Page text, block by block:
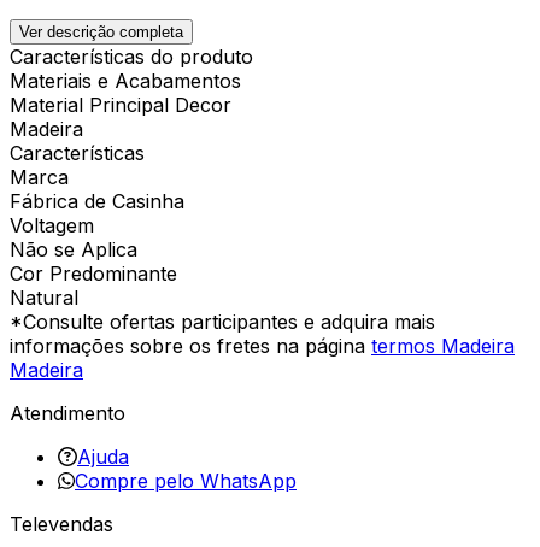
Ver descrição completa
Características do produto
Materiais e Acabamentos
Material Principal Decor
Madeira
Características
Marca
Fábrica de Casinha
Voltagem
Não se Aplica
Cor Predominante
Natural
*Consulte ofertas participantes e adquira mais
informações sobre os fretes na página termos Madeira
Madeira
Atendimento
Ajuda
Compre pelo WhatsApp
Televendas